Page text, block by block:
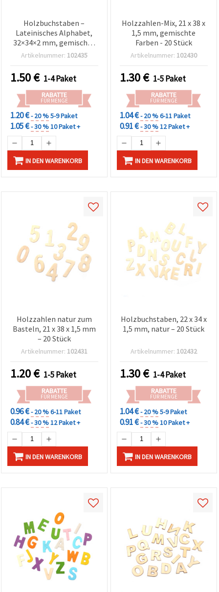
Holzbuchstaben –
Lateinisches Alphabet,
32×34×2 mm, gemischte
Farben, 20er-Pack für
Scrapbooking und DIY-
Projekte
Artikelnummer: 102435
1.50€ 1-4 Paket
RABATTE
FÜR MENGE
1.20 €- 20 %5-9 Paket
1.05 €- 30 %10 Paket +
IN DEN WARENKORB
Holzzahlen-Mix, 21 x 38 x
1,5 mm, gemischte
Farben - 20 Stück
Artikelnummer: 102430
1.30€ 1-5 Paket
RABATTE
FÜR MENGE
1.04 €- 20 %6-11 Paket
0.91 €- 30 %12 Paket +
IN DEN WARENKORB
Holzzahlen natur zum
Basteln, 21 x 38 x 1,5 mm
– 20 Stück
Artikelnummer: 102431
1.20€ 1-5 Paket
RABATTE
FÜR MENGE
0.96 €- 20 %6-11 Paket
0.84 €- 30 %12 Paket +
IN DEN WARENKORB
Holzbuchstaben, 22 x 34 x
1,5 mm, natur – 20 Stück
Artikelnummer: 102432
1.30€ 1-4 Paket
RABATTE
FÜR MENGE
1.04 €- 20 %5-9 Paket
0.91 €- 30 %10 Paket +
IN DEN WARENKORB